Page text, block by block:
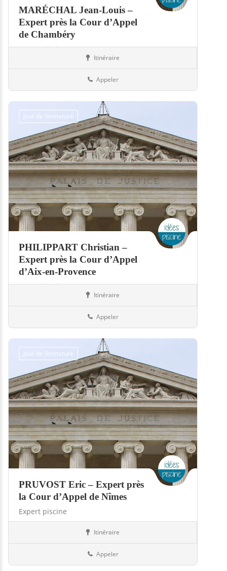
MARÉCHAL Jean-Louis –
Expert près la Cour d’Appel
de Chambéry
Expert piscine
Itinéraire
Appeler
Jour de fermeture
PHILIPPART Christian –
Expert près la Cour d’Appel
d’Aix-en-Provence
Expert piscine
Itinéraire
Appeler
Jour de fermeture
PRUVOST Eric – Expert près
la Cour d’Appel de Nîmes
Expert piscine
Itinéraire
Appeler